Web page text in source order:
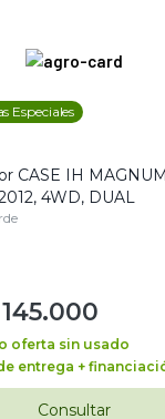
Especiales
CASE IH MAGNUM
4WD, DUAL
145.000
oferta sin usado
entrega +
Consultar